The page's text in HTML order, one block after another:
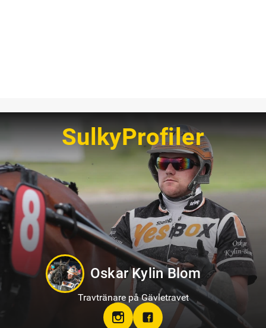
SulkyProfiler
Jennifer Persson
Travtränare på Solvalla
teamjpab